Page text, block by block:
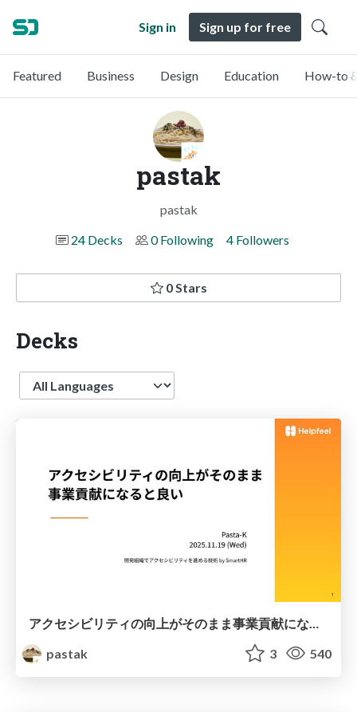
Sign in Sign up for free
Featured Business Design Education How-to
pastak
pastak
24 Decks
0 Following 4 Followers
0 Stars
Decks
Language
pastak
3 540